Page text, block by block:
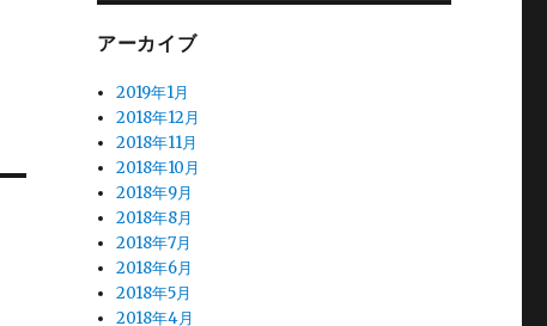
アーカイブ
2019年1月
2018年12月
2018年11月
2018年10月
2018年9月
2018年8月
2018年7月
2018年6月
2018年5月
2018年4月